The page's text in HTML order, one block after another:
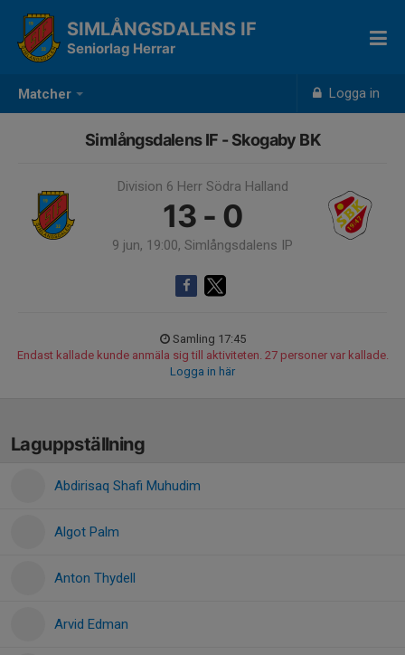
Matcher Logga in
SIMLÅNGSDALENS IF
Seniorlag Herrar
Simlångsdalens IF - Skogaby BK
Division 6 Herr Södra Halland
13 - 0
9 jun, 19:00, Simlångsdalens IP
Samling 17:45
Endast kallade kunde anmäla sig till aktiviteten. 27 personer var kallade.
Logga in här
Laguppställning
Abdirisaq Shafi Muhudim
Algot Palm
Anton Thydell
Arvid Edman